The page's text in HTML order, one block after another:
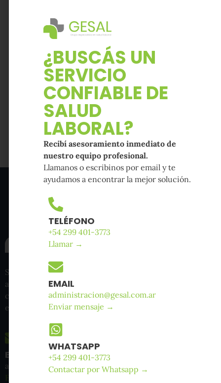
específicos.
res37 (infoleg.gob.ar)
ANTERIOR SIGUIENTE
Somos una empresa de Salud Laboral con procesos de
alta calidad que brinda el soporte integral a nuestros
clientes para el cuidado de sus trabajadores. Nos
encontramos ubicados en Neuquén, Pcia de Neuquén.
EMAIL
administracion@gesal.com.ar
Enviar mensaje →
¿BUSCÁS UN
SERVICIO
CONFIABLE DE
SALUD
LABORAL?
Recibí asesoramiento inmediato de
nuestro equipo profesional.
Llamanos o escribinos por email y te
ayudamos a encontrar la mejor solución.
TELÉFONO
+54 299 401-3773
Llamar →
EMAIL
administracion@gesal.com.ar
Enviar mensaje →
WHATSAPP
+54 299 401-3773
Contactar por Whatsapp →